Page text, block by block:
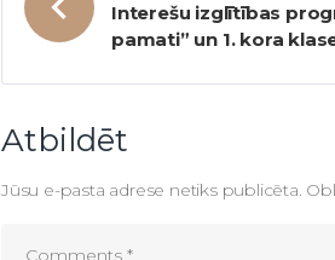
Interešu izglītības
pamati” un 1. kora
Atbildēt
Jūsu e-pasta adrese netiks publicēta.